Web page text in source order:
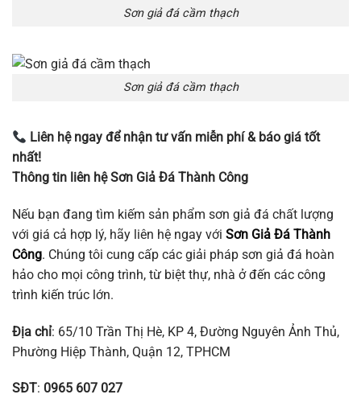
Sơn giả đá cầm thạch
Sơn giả đá cầm thạch
Liên hệ ngay để nhận tư vấn miễn phí & báo giá tốt
nhất!
Thông tin liên hệ Sơn Giả Đá Thành Công
Nếu bạn đang tìm kiếm sản phẩm sơn giả đá chất lượng
với giá cả hợp lý, hãy liên hệ ngay với Sơn Giả Đá Thành
Công. Chúng tôi cung cấp các giải pháp sơn giả đá hoàn
hảo cho mọi công trình, từ biệt thự, nhà ở đến các công
trình kiến trúc lớn.
Địa chỉ: 65/10 Trần Thị Hè, KP 4, Đường Nguyên Ảnh Thủ,
Phường Hiệp Thành, Quận 12, TPHCM
SĐT: 0965 607 027